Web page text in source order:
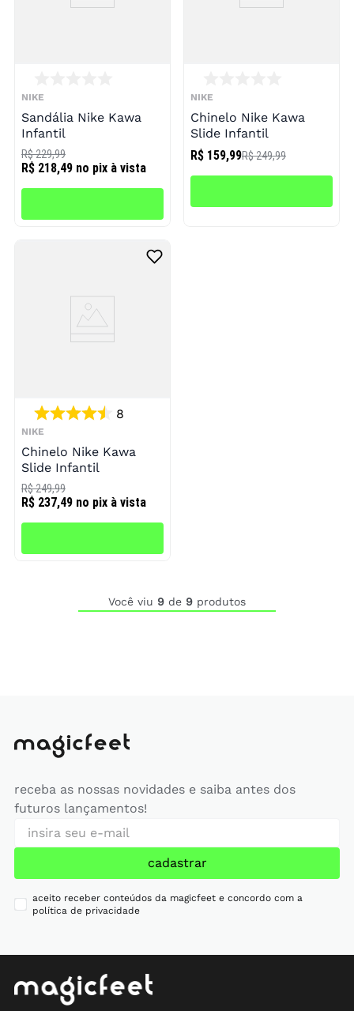
NIKE
Sandália Nike Kawa
Infantil
R$ 218,49 no pix à vista
R$ 229,99
NIKE
Chinelo Nike Kawa
Slide Infantil
R$ 159,99R$ 249,99
NIKE
8
Chinelo Nike Kawa
Slide Infantil
R$ 237,49 no pix à vista
R$ 249,99
Você viu 9 de 9 produtos
receba as nossas novidades e saiba antes dos
futuros lançamentos!
cadastrar
aceito receber conteúdos da magicfeet e concordo com a
política de privacidade